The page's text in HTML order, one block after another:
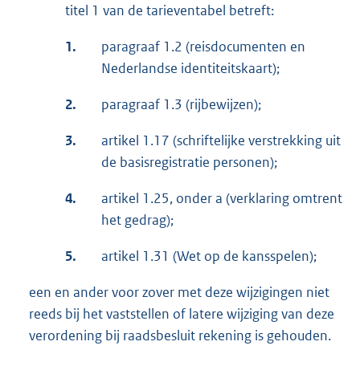
titel 1 van de tarieventabel betreft:
1.
paragraaf 1.2 (reisdocumenten en
Nederlandse identiteitskaart);
2. paragraaf 1.3 (rijbewijzen);
3.
artikel 1.17 (schriftelijke verstrekking uit
de basisregistratie personen);
4.
artikel 1.25, onder a (verklaring omtrent
het gedrag);
5. artikel 1.31 (Wet op de kansspelen);
een en ander voor zover met deze wijzigingen niet
reeds bij het vaststellen of latere wijziging van deze
verordening bij raadsbesluit rekening is gehouden.